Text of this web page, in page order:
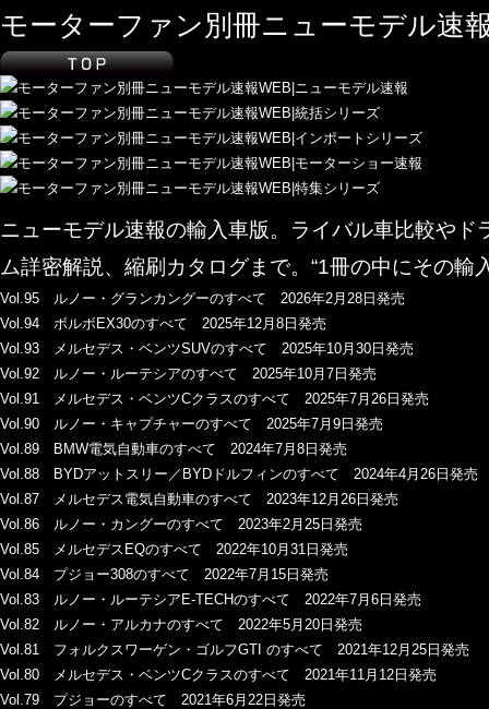
モーターファン別冊ニューモデル速
ニューモデル速報の輸入車版。ライバル車比較や
ム詳密解説、縮刷カタログまで。“1冊の中にその輸
Vol.95 ルノー・グランカングーのすべて 2026年2月28日発売
Vol.94 ボルボEX30のすべて 2025年12月8日発売
Vol.93 メルセデス・ベンツSUVのすべて 2025年10月30日発売
Vol.92 ルノー・ルーテシアのすべて 2025年10月7日発売
Vol.91 メルセデス・ベンツCクラスのすべて 2025年7月26日発売
Vol.90 ルノー・キャプチャーのすべて 2025年7月9日発売
Vol.89 BMW電気自動車のすべて 2024年7月8日発売
Vol.88 BYDアットスリー／BYDドルフィンのすべて 2024年4月26日発売
Vol.87 メルセデス電気自動車のすべて 2023年12月26日発売
Vol.86 ルノー・カングーのすべて 2023年2月25日発売
Vol.85 メルセデスEQのすべて 2022年10月31日発売
Vol.84 プジョー308のすべて 2022年7月15日発売
Vol.83 ルノー・ルーテシアE-TECHのすべて 2022年7月6日発売
Vol.82 ルノー・アルカナのすべて 2022年5月20日発売
Vol.81 フォルクスワーゲン・ゴルフGTI のすべて 2021年12月25日発売
Vol.80 メルセデス・ベンツCクラスのすべて 2021年11月12日発売
Vol.79 プジョーのすべて 2021年6月22日発売